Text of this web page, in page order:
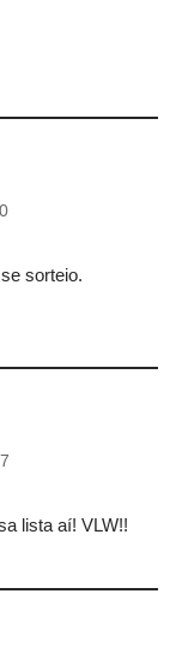
sorteio.
lista aí! VLW!!